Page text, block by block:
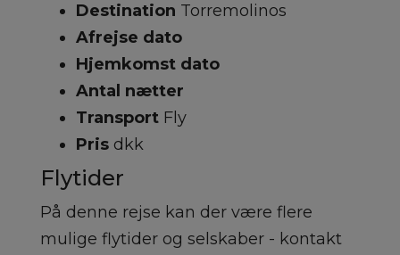
Destination Torremolinos
Afrejse dato
Hjemkomst dato
Antal nætter
Transport Fly
Pris dkk
Flytider
På denne rejse kan der være flere
mulige flytider og selskaber - kontakt